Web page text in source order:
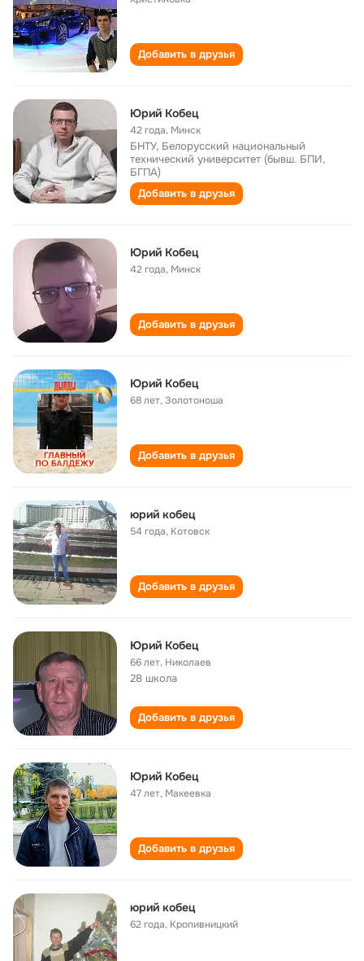
Добавить в друзья
Юрий Кобец
42 года, Минск
БНТУ, Белорусский национальный
технический университет (бывш. БПИ,
БГПА)
Добавить в друзья
Юрий Кобец
42 года, Минск
Добавить в друзья
Юрий Кобец
68 лет,Золотоноша
Добавить в друзья
юрий кобец
54 года, Котовск
Добавить в друзья
Юрий Кобец
66 лет, Николаев
28 школа
Добавить в друзья
Юрий Кобец
47 лет, Макеевка
Добавить в друзья
юрий кобец
62 года, Кропивницкий